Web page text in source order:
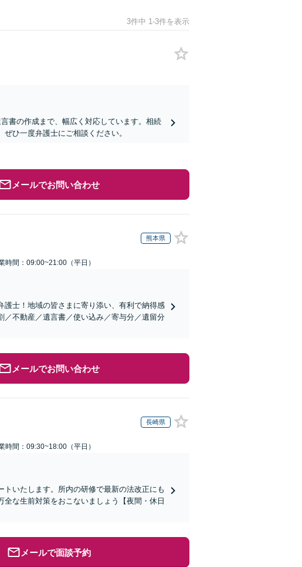
3件中 1-3件を表示
書の作成まで、幅広く対応しています。相続
ひ一度弁護士にご相談ください。
メールでお問い合わせ
熊本県
時間：09:00~21:00（平日）
護士！地域の皆さまに寄り添い、有利で納得感
不動産／遺言書／使い込み／寄与分／遺留分
メールでお問い合わせ
長崎県
時間：09:30~18:00（平日）
トいたします。所内の研修で最新の法改正にも
な生前対策をおこないましょう【夜間・休日
メールで面談予約